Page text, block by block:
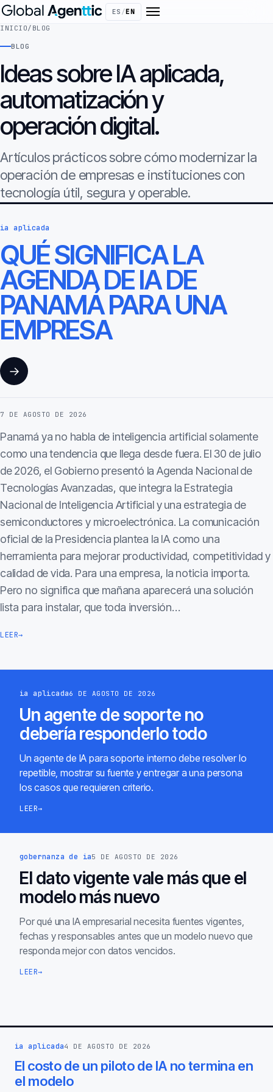
ES /EN
INICIO/ BLOG
BLOG
Ideas sobre IA aplicada,
automatización y
operación digital.
Artículos prácticos sobre cómo modernizar la
operación de empresas e instituciones con
tecnología útil, segura y operable.
ia aplicada
QUÉ SIGNIFICA LA
AGENDA DE IA DE
PANAMÁ PARA UNA
EMPRESA
→
7 DE AGOSTO DE 2026
Panamá ya no habla de inteligencia artificial solamente
como una tendencia que llega desde fuera. El 30 de julio
de 2026, el Gobierno presentó la Agenda Nacional de
Tecnologías Avanzadas, que integra la Estrategia
Nacional de Inteligencia Artificial y una estrategia de
semiconductores y microelectrónica. La comunicación
oficial de la Presidencia plantea la IA como una
herramienta para mejorar productividad, competitividad y
calidad de vida. Para una empresa, la noticia importa.
Pero no significa que mañana aparecerá una solución
lista para instalar, que toda inversión…
LEER→
ia aplicada6 DE AGOSTO DE 2026
Un agente de soporte no
debería responderlo todo
Un agente de IA para soporte interno debe resolver lo
repetible, mostrar su fuente y entregar a una persona
los casos que requieren criterio.
LEER→
gobernanza de ia5 DE AGOSTO DE 2026
El dato vigente vale más que el
modelo más nuevo
Por qué una IA empresarial necesita fuentes vigentes,
fechas y responsables antes que un modelo nuevo que
responda mejor con datos vencidos.
LEER→
ia aplicada4 DE AGOSTO DE 2026
El costo de un piloto de IA no termina en
el modelo